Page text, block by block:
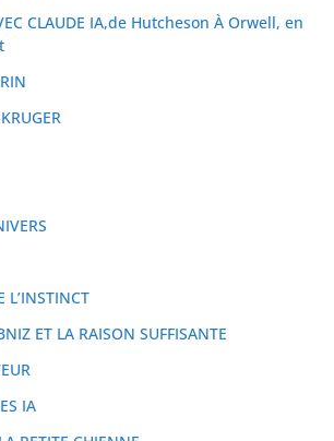
CLAUDE IA,de Hutcheson À Orwell, en
L’INSTINCT
ET LA RAISON SUFFISANTE
IA